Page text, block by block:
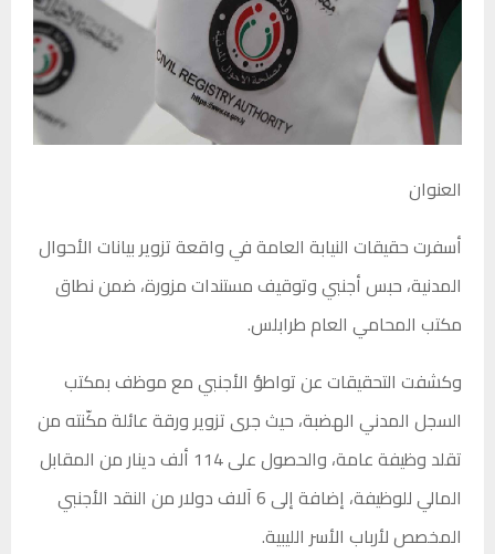
العنوان
أسفرت حقيقات النيابة العامة في واقعة تزوير بيانات الأحوال
المدنية، حبس أجنبي وتوقيف مستندات مزورة، ضمن نطاق
مكتب المحامي العام طرابلس.
وكشفت التحقيقات عن تواطؤ الأجنبي مع موظف بمكتب
السجل المدني الهضبة، حيث جرى تزوير ورقة عائلة مكّنته من
تقلد وظيفة عامة، والحصول على 114 ألف دينار من المقابل
المالي للوظيفة، إضافة إلى 6 آلاف دولار من النقد الأجنبي
المخصص لأرباب الأسر الليبية.